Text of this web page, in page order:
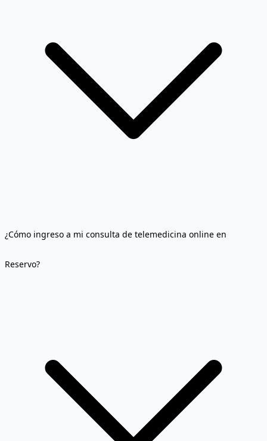
¿Cómo ingreso a mi consulta de telemedicina online en
Reservo?